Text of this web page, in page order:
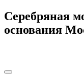
Серебряная
основания